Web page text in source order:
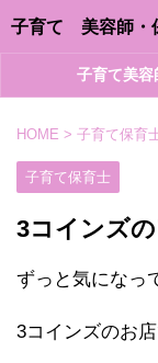
子育て 美容師・
子育て美容
HOME > 子育て保育
子育て保育士
3コインズの
ずっと気になっ
3コインズのお